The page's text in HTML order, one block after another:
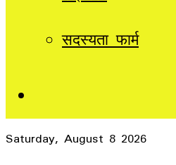
सदस्यता फार्म
Saturday, August 8 2026